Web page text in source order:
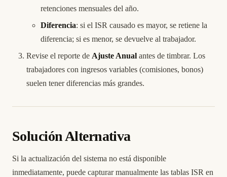
retenciones mensuales del año.
Diferencia: si el ISR causado es mayor, se retiene la
diferencia; si es menor, se devuelve al trabajador.
Revise el reporte de Ajuste Anual antes de timbrar. Los
trabajadores con ingresos variables (comisiones, bonos)
suelen tener diferencias más grandes.
Solución Alternativa
Si la actualización del sistema no está disponible
inmediatamente, puede capturar manualmente las tablas ISR en